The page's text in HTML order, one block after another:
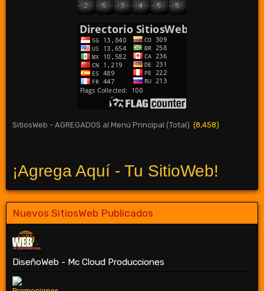
SitiosWeb - AGREGADOS al Menú Principal (Total) (8,458)
¡Agrega Aquí - Tu SitioWeb!
Nuevos SitiosWeb Publicados
DiseñoWeb - Mc Cloud Producciones